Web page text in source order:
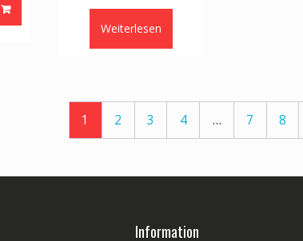
Weiterlesen
1 2 3 4 … 7 8
Information